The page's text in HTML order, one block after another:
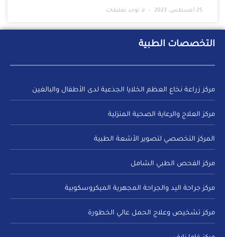
25 أغسطس، 2023 لا توجد تعليقات
التخصصات الطبية
مركز زراعة نخاع العظم الخلايا الجذعية لدى الأطفال والبالغين
مركز العلاج والرعاية الصحية المنزلية
المركز التخصصي لتصوير الأشعة الطبية
مركز الفحص الطبي الشامل
مركز جراحة اليد والجراحة المجهرية الميكروسكوبية
مركز تشخيص وعلاج الحمل عالي الخطورة